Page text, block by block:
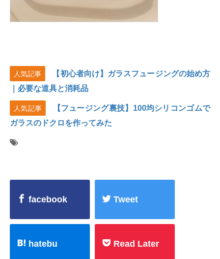
人気記事
【初心者向け】ガラスフュージングの始め方
｜必要な道具と消耗品
人気記事
【フュージング裏技】100均シリコンゴムで
ガラスのドクロを作ってみた
facebook Tweet
hatebu Read Later